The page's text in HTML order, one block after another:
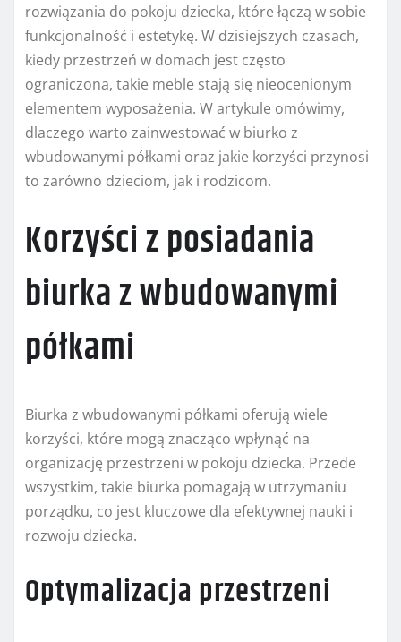
rozwiązania do pokoju dziecka, które łączą w sobie
funkcjonalność i estetykę. W dzisiejszych czasach,
kiedy przestrzeń w domach jest często
ograniczona, takie meble stają się nieocenionym
elementem wyposażenia. W artykule omówimy,
dlaczego warto zainwestować w biurko z
wbudowanymi półkami oraz jakie korzyści przynosi
to zarówno dzieciom, jak i rodzicom.
Korzyści z posiadania
biurka z wbudowanymi
półkami
Biurka z wbudowanymi półkami oferują wiele
korzyści, które mogą znacząco wpłynąć na
organizację przestrzeni w pokoju dziecka. Przede
wszystkim, takie biurka pomagają w utrzymaniu
porządku, co jest kluczowe dla efektywnej nauki i
rozwoju dziecka.
Optymalizacja przestrzeni